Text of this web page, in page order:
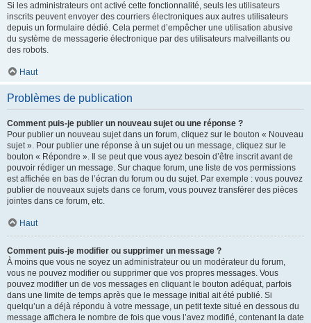
Si les administrateurs ont activé cette fonctionnalité, seuls les utilisateurs
inscrits peuvent envoyer des courriers électroniques aux autres utilisateurs
depuis un formulaire dédié. Cela permet d’empêcher une utilisation abusive
du système de messagerie électronique par des utilisateurs malveillants ou
des robots.
Haut
Problèmes de publication
Comment puis-je publier un nouveau sujet ou une réponse ?
Pour publier un nouveau sujet dans un forum, cliquez sur le bouton « Nouveau
sujet ». Pour publier une réponse à un sujet ou un message, cliquez sur le
bouton « Répondre ». Il se peut que vous ayez besoin d’être inscrit avant de
pouvoir rédiger un message. Sur chaque forum, une liste de vos permissions
est affichée en bas de l’écran du forum ou du sujet. Par exemple : vous pouvez
publier de nouveaux sujets dans ce forum, vous pouvez transférer des pièces
jointes dans ce forum, etc.
Haut
Comment puis-je modifier ou supprimer un message ?
À moins que vous ne soyez un administrateur ou un modérateur du forum,
vous ne pouvez modifier ou supprimer que vos propres messages. Vous
pouvez modifier un de vos messages en cliquant le bouton adéquat, parfois
dans une limite de temps après que le message initial ait été publié. Si
quelqu’un a déjà répondu à votre message, un petit texte situé en dessous du
message affichera le nombre de fois que vous l’avez modifié, contenant la date